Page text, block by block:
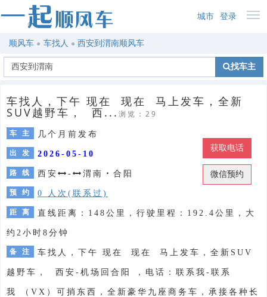
城市 登录
顺风车 车找人 西安到渭南顺风车
找车主
车找人，下午 现在 现在 马上发车，全新
SUV越野车， 西... 浏览：29
车 主 几个月前发布
出 发 2026-05-10
获取电话
微信预约
路 线 西安 - 渭南 ・ 合阳
预 约 0 人次(联系过)
距 离 直线距离：148公里，行驶里程：192.4公里，大
约2小时8分钟
备 注 车找人，下午 现在 现在 马上发车，全新SUV
越野车， 西安-机场回合阳 ，电话：联系我-联系
我 （VX）可捎东西，全新豪华九座商务车，承接各种长